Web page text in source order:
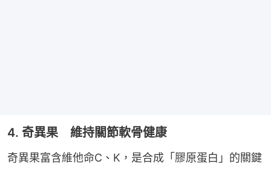
4. 奇異果 維持關節軟骨健康
奇異果富含維他命C、K，是合成「膠原蛋白」的關鍵